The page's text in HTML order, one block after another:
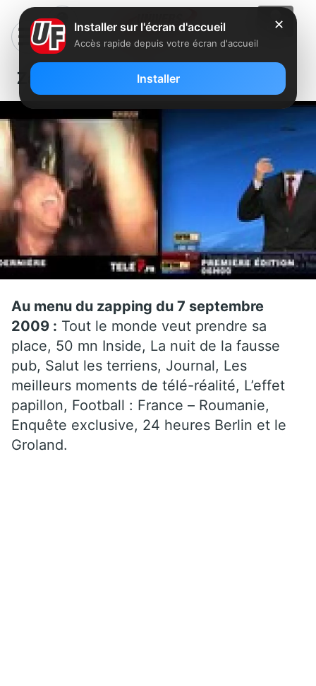
Zapping du 7 septembre
Au menu du zapping du 7 septembre
2009 : Tout le monde veut prendre sa
place, 50 mn Inside, La nuit de la fausse
pub, Salut les terriens, Journal, Les
meilleurs moments de télé-réalité, L’effet
papillon, Football : France – Roumanie,
Enquête exclusive, 24 heures Berlin et le
Groland.
✕
Installer sur l'écran d'accueil
Accès rapide depuis votre écran d'accueil
Installer